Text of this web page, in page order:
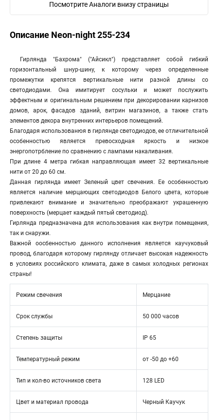
Посмотрите Аналоги внизу страницы
Описание Neon-night 255-234
Гирлянда "Бахрома" ("Айсикл") представляет собой гибкий
горизонтальный шнур-шину, к которому через определенные
промежутки крепятся вертикальные нити разной длины со
светодиодами. Она имитирует сосульки и может послужить
эффектным и оригинальным решением при декорировании карнизов
домов, арок, фасадов зданий, витрин магазинов, а также стать
элементов декора внутренних интерьеров помещений.
Благодаря использованюя в гирлянде светодиодов, ее отличительной
особенностью является превосходная яркость и низкое
энергопотрбление по сравнению с лампами накаливания.
При длине 4 метра гибкая направляющая имеет 32 вертикальные
нити от 20 до 60 см.
Данная гирлянда имеет Зеленый цвет свечения. Ее особенностью
является наличие мерцающих светодиодов Белого цвета, которые
привлекают внимание и значительно преображают украшенную
поверхность (мерцает каждый пятый светодиод).
Гирлянда предназначена для использования как внутри помещения,
так и снаружи.
Важной оосбенностью данного исполнения является каучуковый
провод, благодаря которому гирлянду отличает высокая надежность
в условиях российского климата, даже в самых холодных регионах
страны!
Режим свечения Мерцание
Срок службы 50 000 часов
Степень защиты IP 65
Температурный режим от -50 до +60
Тип и кол-во источников света 128 LED
Цвет и материал провода Черный Каучук